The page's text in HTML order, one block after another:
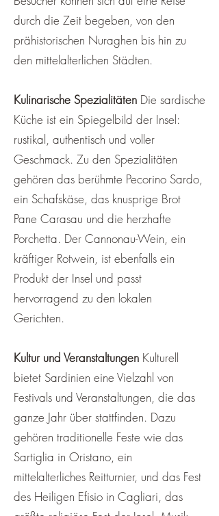
durch die Zeit begeben, von den
prähistorischen Nuraghen bis hin zu
den mittelalterlichen Städten.
Kulinarische Spezialitäten Die sardische
Küche ist ein Spiegelbild der Insel:
rustikal, authentisch und voller
Geschmack. Zu den Spezialitäten
gehören das berühmte Pecorino Sardo,
ein Schafskäse, das knusprige Brot
Pane Carasau und die herzhafte
Porchetta. Der Cannonau-Wein, ein
kräftiger Rotwein, ist ebenfalls ein
Produkt der Insel und passt
hervorragend zu den lokalen
Gerichten.
Kultur und Veranstaltungen Kulturell
bietet Sardinien eine Vielzahl von
Festivals und Veranstaltungen, die das
ganze Jahr über stattfinden. Dazu
gehören traditionelle Feste wie das
Sartiglia in Oristano, ein
mittelalterliches Reitturnier, und das Fest
des Heiligen Efisio in Cagliari, das